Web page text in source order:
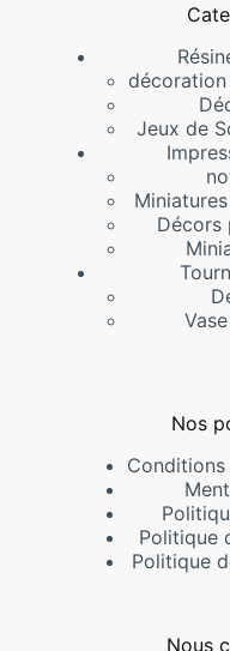
Jeux de
Décors
Nos
Politique
Politique
Nous